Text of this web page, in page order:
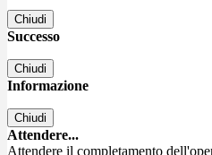
Chiudi
Successo
Chiudi
Informazione
Chiudi
Attendere...
Attendere il completamento